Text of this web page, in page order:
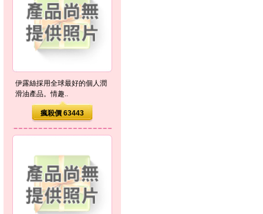
伊露絲採用全球最好的個人潤
滑油產品。情趣..
瘋殺價 63443